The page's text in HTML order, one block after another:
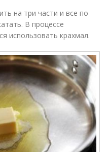
на три части и все по
В процессе
использовать крахмал.